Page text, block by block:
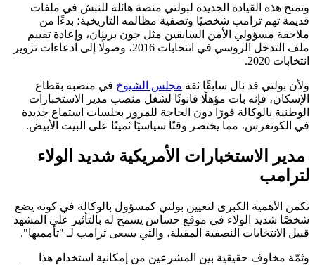
وتمنح هذه القيادة الجديدة لبولتي منصة هائلة للنبش في ملفات
قديمة تهم ترامب شخصيًا وتصفية مظالمه التاريخية؛ بدءًا من
ملاحقة مسؤولي الأمن السابقين مثل جون برينان، وإعادة تقييم
ملف التدخل الروسي في انتخابات 2016، وصولًا إلى ادعاءات تزوير
انتخابات 2020.
ولأن بولتي قد نال سابقًا ثقة مجلس الشيوخفي منصبه بقطاع
الإسكان، فإنه بات مؤهلًا قانونًا لشغل منصب مدير الاستخبارات
الوطنية بالوكالة فورًا دون الحاجة للمرور بجلسات استماع جديدة
في الكونغرس، مما يختصر وقتًا سياسيًا ثمينًا على البيت الأبيض.
مدير الاستخبارات الأمريكية شديد الولاء
لترامب
تكمن الأهمية الكبرى لتعيين بولتي كمسؤول بالوكالة في كونه يضع
شخصًا شديد الولاء في موقع حساس يسمح له بالتأثير على المشهد
قبيل الانتخابات النصفية المقبلة، والتي يسعى ترامب لـ "تأمميها".
وثمّة مخاوف حقيقية بين المشرعين من إمكانية استخدام هذا